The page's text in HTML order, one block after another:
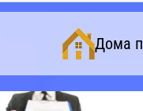
Дома